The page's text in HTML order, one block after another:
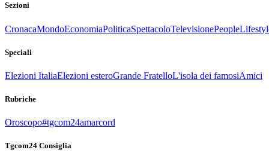
Sezioni
CronacaMondoEconomiaPoliticaSpettacoloTelevisionePeople
Speciali
Elezioni ItaliaElezioni esteroGrande FratelloL'isola dei famosiAmici
Rubriche
Oroscopo#tgcom24amarcord
Tgcom24 Consiglia